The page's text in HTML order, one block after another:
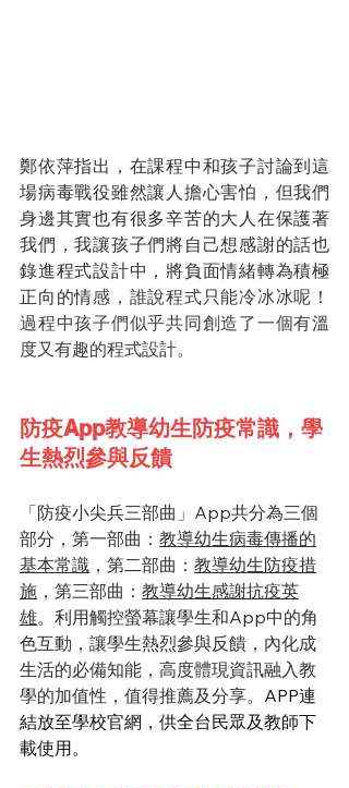
鄭依萍指出，在課程中和孩子討論到這
場病毒戰役雖然讓人擔心害怕，但我們
身邊其實也有很多辛苦的大人在保護著
我們，我讓孩子們將自己想感謝的話也
錄進程式設計中，將負面情緒轉為積極
正向的情感，誰說程式只能冷冰冰呢！
過程中孩子們似乎共同創造了一個有溫
度又有趣的程式設計。
防疫App教導幼生防疫常識，學
生熱烈參與反饋
「防疫小尖兵三部曲」App共分為三個
部分，第一部曲： 教導幼生病毒傳播的
基本常識 ，第二部曲： 教導幼生防疫措
施 ，第三部曲： 教導幼生感謝抗疫英
雄。利用觸控螢幕讓學生和App中的角
色互動，讓學生熱烈參與反饋，內化成
生活的必備知能，高度體現資訊融入教
學的加值性，值得推薦及分享。 APP連
結放至學校官網，供全台民眾及教師下
載使用。